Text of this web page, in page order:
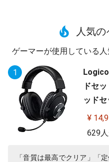
人気
ゲーマーが使用している
1
ドセ
ッド
サウ
ue
ック
¥
629
「音質は最高でクリア」「